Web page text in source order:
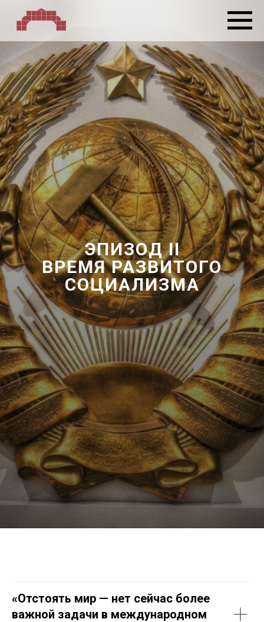
ЭПИЗОД II
ВРЕМЯ РАЗВИТОГО
СОЦИАЛИЗМА
«Отстоять мир — нет сейчас более
важной задачи в международном